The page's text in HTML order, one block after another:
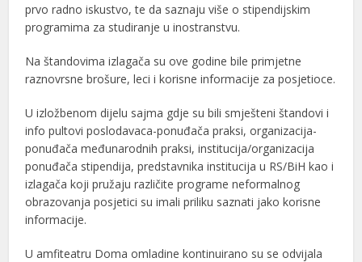
prvo radno iskustvo, te da saznaju više o stipendijskim
programima za studiranje u inostranstvu.
Na štandovima izlagača su ove godine bile primjetne
raznovrsne brošure, leci i korisne informacije za posjetioce.
U izložbenom dijelu sajma gdje su bili smješteni štandovi i
info pultovi poslodavaca-ponuđača praksi, organizacija-
ponuđača međunarodnih praksi, institucija/organizacija
ponuđača stipendija, predstavnika institucija u RS/BiH kao i
izlagača koji pružaju različite programe neformalnog
obrazovanja posjetici su imali priliku saznati jako korisne
informacije.
U amfiteatru Doma omladine kontinuirano su se odvijala